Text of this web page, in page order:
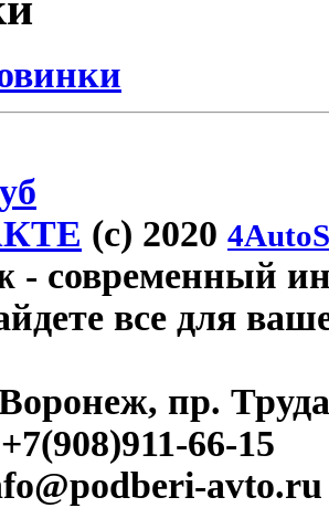
(c) 2020
- современный
все для
пр.
+7(908)911-66-15
avto.ru